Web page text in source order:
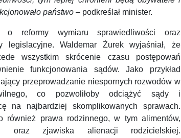
państwo – podkreślał minister.
o reformy wymiaru sprawiedliwości oraz
legislacyjne. Waldemar Żurek wyjaśniał, że
wszystkim skrócenie czasu postępowań
funkcjonowania sądów. Jako przykład
przeprowadzanie niespornych rozwodów w
co pozwoliłoby odciążyć sądy i
na najbardziej skomplikowanych sprawach.
również prawa rodzinnego, w tym alimentów,
oraz zjawiska alienacji rodzicielskiej.